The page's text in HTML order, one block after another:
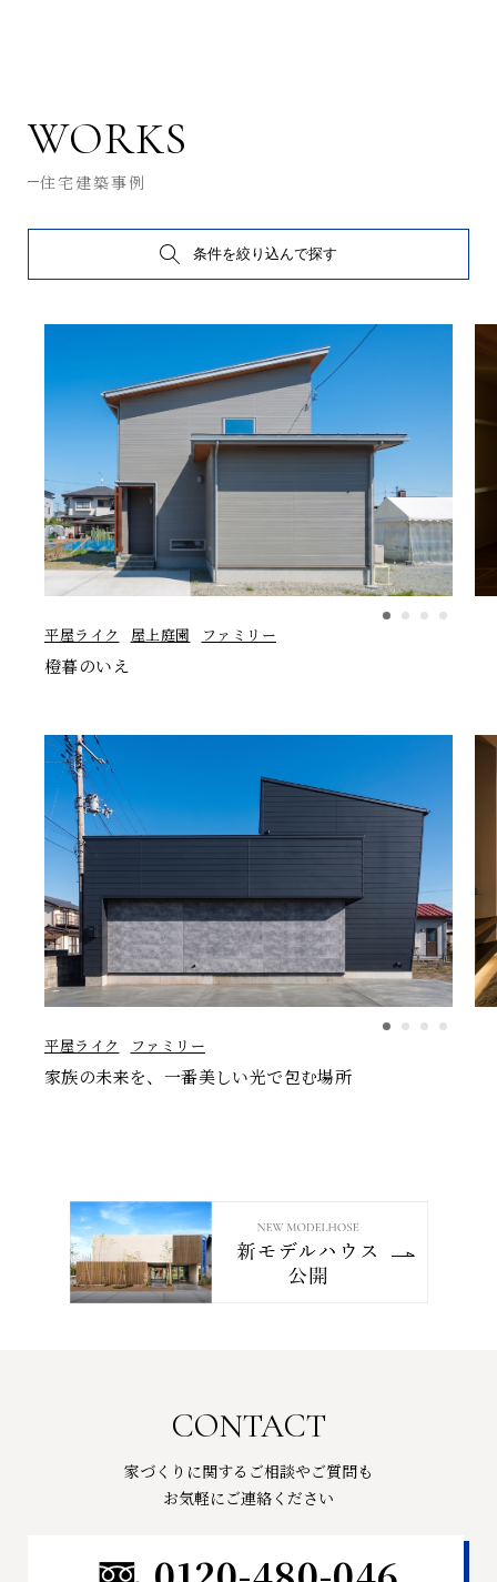
WORKS
住宅建築事例
条件を絞り込んで探す
平屋ライク 屋上庭園 ファミリー
橙暮のいえ
平屋ライク ファミリー
家族の未来を、一番美しい光で包む場所
CONTACT
家づくりに関するご相談やご質問も
お気軽にご連絡ください